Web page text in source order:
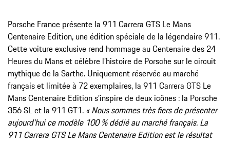
Porsche France présente la 911 Carrera GTS Le Mans
Centenaire Edition, une édition spéciale de la légendaire 911.
Cette voiture exclusive rend hommage au Centenaire des 24
Heures du Mans et célèbre l’histoire de Porsche sur le circuit
mythique de la Sarthe. Uniquement réservée au marché
français et limitée à 72 exemplaires, la 911 Carrera GTS Le
Mans Centenaire Edition s’inspire de deux icônes : la Porsche
356 SL et la 911 GT1. « Nous sommes très fiers de présenter
aujourd’hui ce modèle 100 % dédié au marché français. La
911 Carrera GTS Le Mans Centenaire Edition est le résultat